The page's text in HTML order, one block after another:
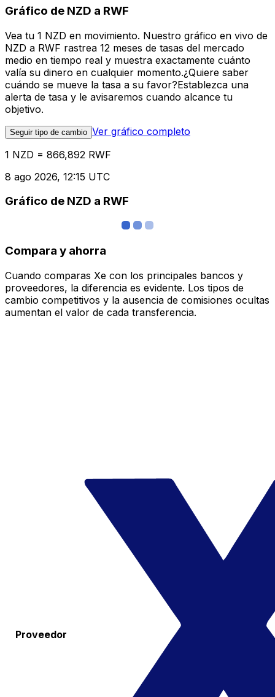
Gráfico de NZD a RWF
Vea tu 1 NZD en movimiento. Nuestro gráfico en vivo de
NZD a RWF rastrea 12 meses de tasas del mercado
medio en tiempo real y muestra exactamente cuánto
valía su dinero en cualquier momento.¿Quiere saber
cuándo se mueve la tasa a su favor?Establezca una
alerta de tasa y le avisaremos cuando alcance tu
objetivo.
Seguir tipo de cambio Ver gráfico completo
1 NZD = 866,892 RWF
8 ago 2026, 12:15 UTC
Gráfico de NZD a RWF
Compara y ahorra
Cuando comparas Xe con los principales bancos y
proveedores, la diferencia es evidente. Los tipos de
cambio competitivos y la ausencia de comisiones ocultas
aumentan el valor de cada transferencia.
Proveedor